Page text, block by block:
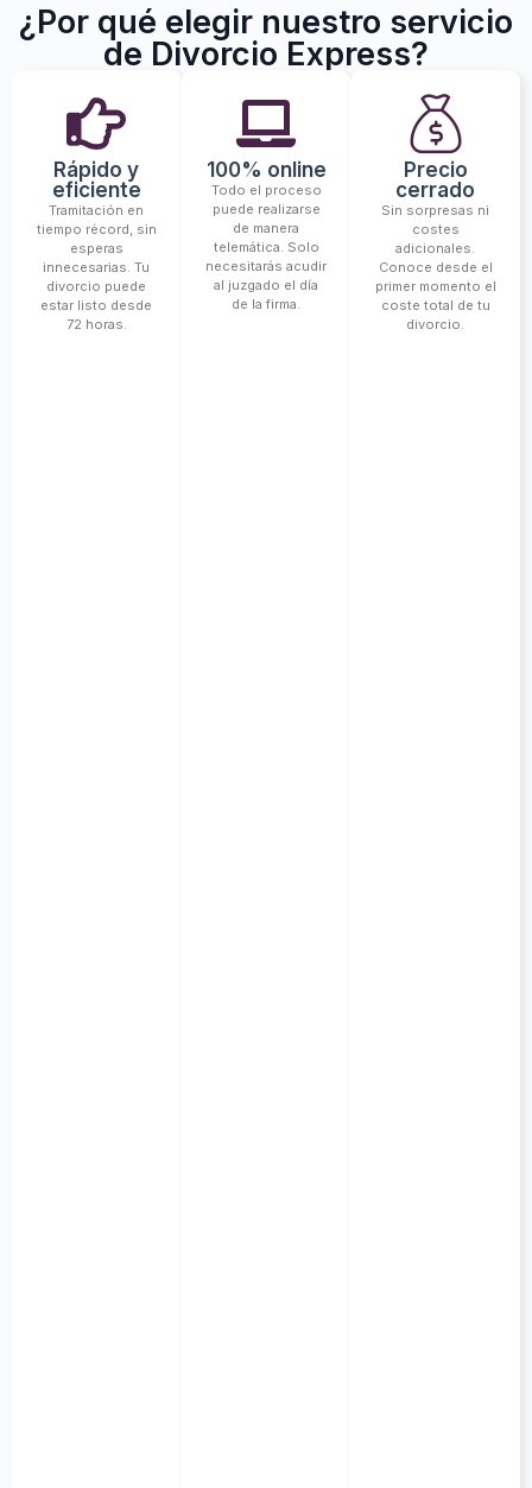
¿Por qué elegir nuestro servicio
de Divorcio Express?
Rápido y
eficiente
Tramitación en
tiempo récord, sin
esperas
innecesarias. Tu
divorcio puede
estar listo desde
72 horas.
100% online
Todo el proceso
puede realizarse
de manera
telemática. Solo
necesitarás acudir
al juzgado el día
de la firma.
Precio
cerrado
Sin sorpresas ni
costes
adicionales.
Conoce desde el
primer momento el
coste total de tu
divorcio.